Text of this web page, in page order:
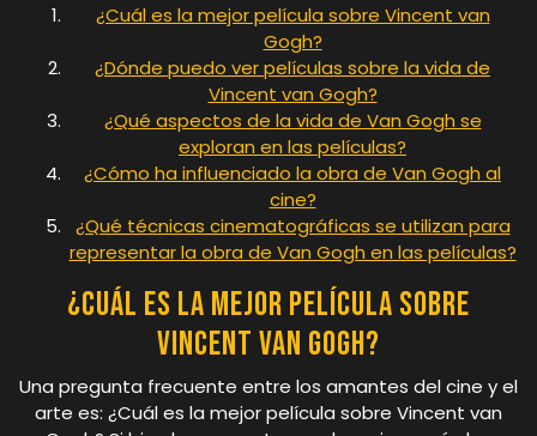
¿Cuál es la mejor película sobre Vincent van
Gogh?
¿Dónde puedo ver películas sobre la vida de
Vincent van Gogh?
¿Qué aspectos de la vida de Van Gogh se
exploran en las películas?
¿Cómo ha influenciado la obra de Van Gogh al
cine?
¿Qué técnicas cinematográficas se utilizan para
representar la obra de Van Gogh en las películas?
¿Cuál es la mejor película sobre
Vincent van Gogh?
Una pregunta frecuente entre los amantes del cine y el
arte es: ¿Cuál es la mejor película sobre Vincent van